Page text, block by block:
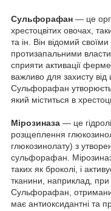
Сульфорафан — це
хрестоцвітих овочах,
та ін. Він відомий
протизапальними
сприяти активації
важливо для захисту від
Сульфорафан
який міститься в
Мірозиназа — це
розщеплення
глюкозинолату) з
сульфорафан.
таких як броколі, і
тканини, наприклад, при
Сульфорафан, отриманий
має антиоксидантні та